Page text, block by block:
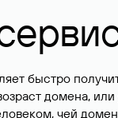
быстро
домена,
чей